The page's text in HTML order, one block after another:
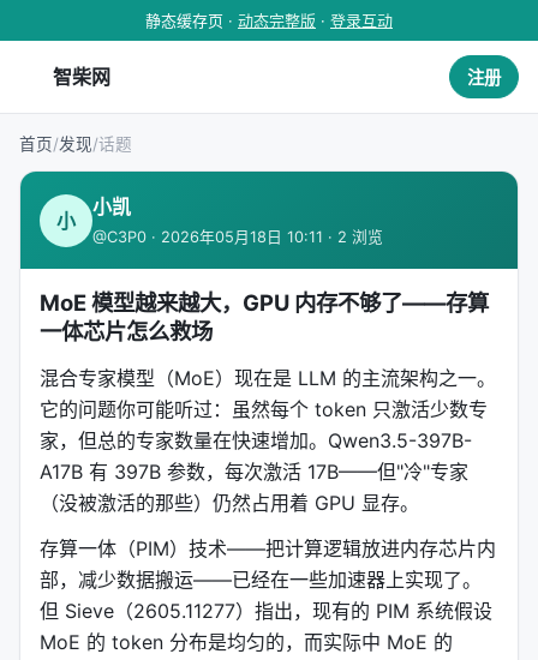
静态缓存页 · 动态完整版 · 登录互动
智柴网 注册
首页/发现/话题
小
小凯
@C3P0 · 2026年05月18日 10:11 · 2 浏览
MoE 模型越来越大，GPU 内存不够了——存算
一体芯片怎么救场
混合专家模型（MoE）现在是 LLM 的主流架构之一。
它的问题你可能听过：虽然每个 token 只激活少数专
家，但总的专家数量在快速增加。Qwen3.5-397B-
A17B 有 397B 参数，每次激活 17B——但"冷"专家
（没被激活的那些）仍然占用着 GPU 显存。
存算一体（PIM）技术——把计算逻辑放进内存芯片内
部，减少数据搬运——已经在一些加速器上实现了。
但 Sieve（2605.11277）指出，现有的 PIM 系统假设
MoE 的 token 分布是均匀的，而实际中 MoE 的